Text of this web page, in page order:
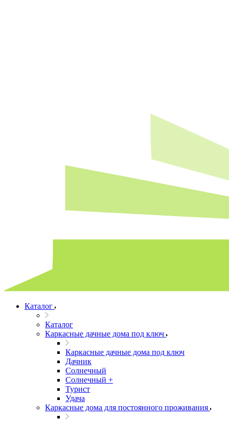
Каталог
Каталог
Каркасные дачные дома под ключ
Каркасные дачные дома под ключ
Дачник
Солнечный
Солнечный +
Турист
Удача
Каркасные дома для постоянного проживания